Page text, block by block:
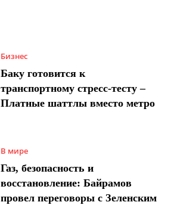
Бизнес
Баку готовится к
транспортному стресс-тесту –
Платные шаттлы вместо метро
В мире
Газ, безопасность и
восстановление: Байрамов
провел переговоры с Зеленским